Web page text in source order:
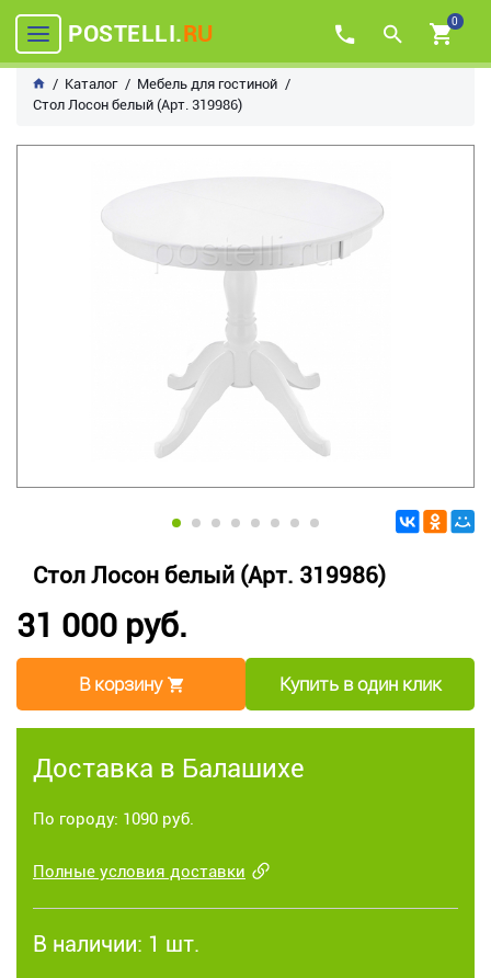
POSTELLI.RU 0
Каталог
Мебель для гостиной
Стол Лосон белый (Арт. 319986)
Стол Лосон белый (Арт. 319986)
31 000 руб.
В корзину Купить в один клик
Доставка в Балашихе
По городу: 1090 руб.
Полные условия доставки
В наличии: 1 шт.